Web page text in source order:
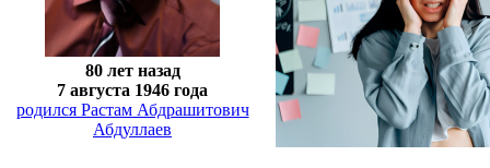
80 лет назад
7 августа 1946 года
родился Растам Абдрашитович
Абдуллаев